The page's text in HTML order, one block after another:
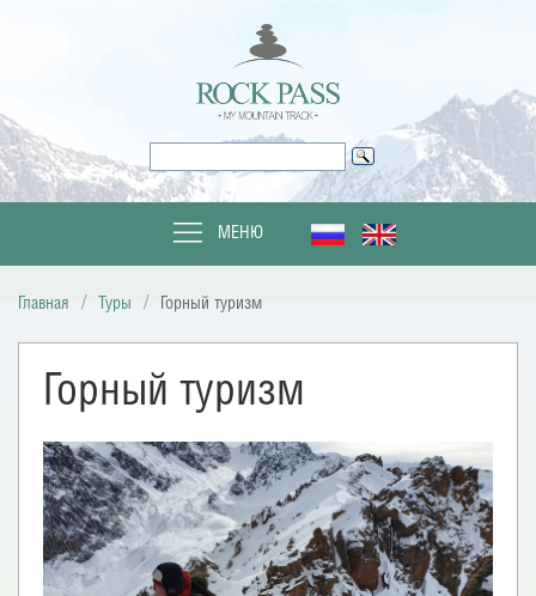
МЕНЮ
Главная Туры Горный туризм
Горный туризм